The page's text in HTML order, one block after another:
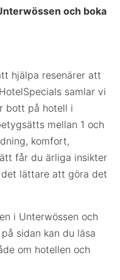
och boka
hjälpa resenärer att
samlar vi
bott på hotell i
mellan 1 och
komfort,
får du ärliga insikter
lättare att göra det
i Unterwössen och
sidan kan du läsa
om hotellen och